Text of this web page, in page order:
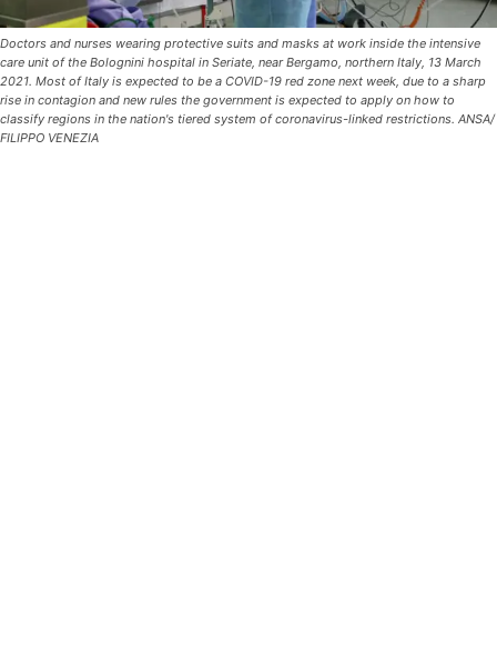
Doctors and nurses wearing protective suits and masks at work inside the intensive
care unit of the Bolognini hospital in Seriate, near Bergamo, northern Italy, 13 March
2021. Most of Italy is expected to be a COVID-19 red zone next week, due to a sharp
rise in contagion and new rules the government is expected to apply on how to
classify regions in the nation's tiered system of coronavirus-linked restrictions. ANSA/
FILIPPO VENEZIA